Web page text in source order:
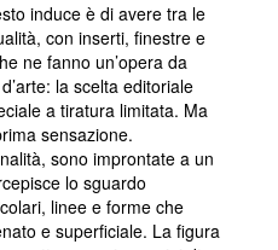
induce è di avere tra le
con inserti, finestre e
ne fanno un’opera da
la scelta editoriale
a tiratura limitata. Ma
sensazione.
sono improntate a un
lo sguardo
linee e forme che
e superficiale. La figura